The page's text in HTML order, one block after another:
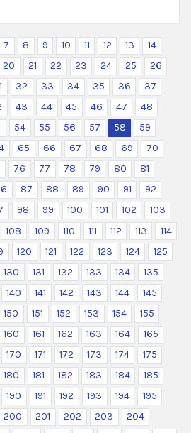
7 8 9 10 11 12 13
14
20 21 22 23 24 25
26
32 33 34 35 36
37
43 44 45 46 47
48
54 55 56 57 58
59
65 66 67 68 69
70
76 77 78 79 80
81
87 88 89 90 91
92
98 99 100 101 102
103
108 109 110 111 112 113
114
120 121 122 123 124
125
130 131 132 133 134
135
140 141 142 143 144
145
150 151 152 153 154
155
160 161 162 163 164
165
170 171 172 173 174
175
180 181 182 183 184
185
190 191 192 193 194
195
200 201 202 203
204